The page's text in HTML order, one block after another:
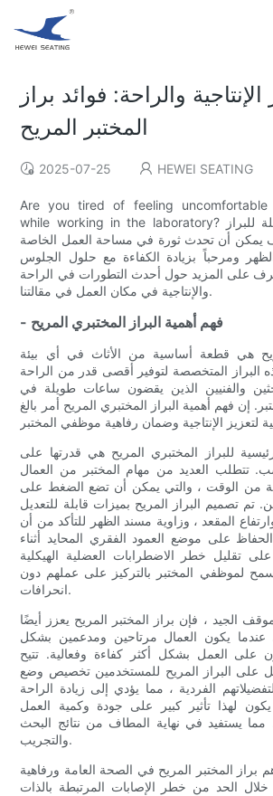
الإنتاجية والراحة: فوائد براز
المختبر المريح
2025-07-25 HEWEI SEATING
Are you tired of feeling uncomfortable
while working in the laboratory? اكتشف الفوائد المذهلة للبراز
يمكن أن تحدث ثورة في مساحة العمل الخاصة
ومرحباً بزيادة الكفاءة مع حلول الجلوس
على المزيد حول أحدث التطورات في الراحة
والإنتاجية في مكان العمل في مقالتنا.
- فهم أهمية البراز المختبري المريح
هي قطعة أساسية من الأثاث في أي بيئة
البراز المتخصصة لتوفير أقصى قدر من الراحة
والفنيين الذين يقضون ساعات طويلة في
إن فهم أهمية البراز المختبري المريح أمر بالغ
للبراز المختبري المريح هي قدرتها على
تتطلب العديد من مهام المختبر من العمال
من الوقت ، والتي يمكن أن تضع الضغط على
تم تصميم البراز المريح بميزات قابلة للتعديل
المقعد ، وزاوية مسند الظهر للتأكد من أن
على موضع العمود الفقري المحايد أثناء
تقليل خطر الاضطرابات العضلية الهيكلية
لموظفي المختبر بالتركيز على عملهم دون
انحرافات.
الجيد ، فإن براز المختبر المريح يعزز أيضًا
عندما يكون العمال مرتاحين ومدعمين بشكل
على العمل بشكل أكثر كفاءة وفعالية. تتيح
على البراز المريح للمستخدمين تخصيص وضع
الفردية ، مما يؤدي إلى زيادة الراحة
يكون لهذا تأثير كبير على جودة وكمية العمل
مما يستفيد في نهاية المطاف من نتائج البحث
والتجريب.
براز المختبر المريح في الصحة العامة ورفاهية
الحد من خطر الإصابات المرتبطة بالذات